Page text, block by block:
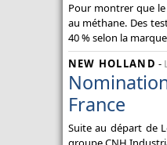
Pour montrer que
au méthane. Des
40 % selon la
NEW HOLLAND -
France
Suite au départ de